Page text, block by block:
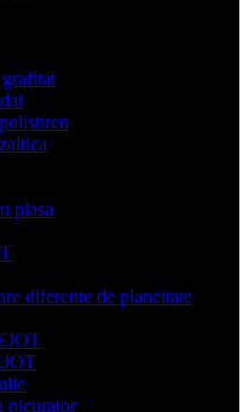
plasa
diferente de planeitate
picurator